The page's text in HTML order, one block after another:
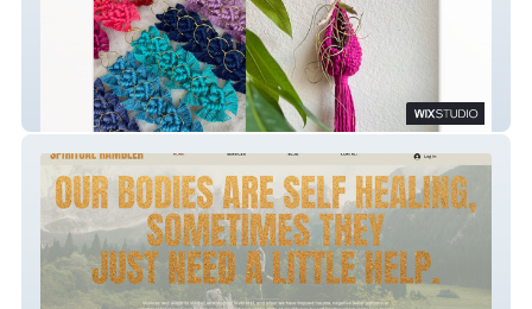
Star-Mercantile